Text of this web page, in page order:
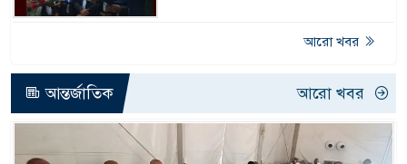
আরো খবর
আন্তর্জাতিক আরো খবর